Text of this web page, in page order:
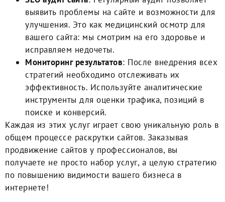
выявить проблемы на сайте и возможности для
улучшения. Это как медицинский осмотр для
вашего сайта: мы смотрим на его здоровье и
исправляем недочеты.
Мониторинг результатов: После внедрения всех
стратегий необходимо отслеживать их
эффективность. Используйте аналитические
инструменты для оценки трафика, позиций в
поиске и конверсий.
Каждая из этих услуг играет свою уникальную роль в
общем процессе раскрутки сайтов. Заказывая
продвижение сайтов у профессионалов, вы
получаете не просто набор услуг, а целую стратегию
по повышению видимости вашего бизнеса в
интернете!